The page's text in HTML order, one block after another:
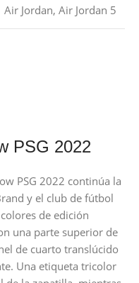
PSG 2022
PSG 2022 continúa la
y el club de fútbol
de edición
una parte superior de
de cuarto translúcido
Una etiqueta tricolor
Air Jordan, Air Jordan 5